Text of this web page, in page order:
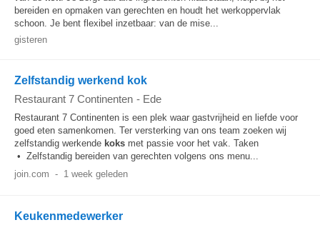
bereiden en opmaken van gerechten en houdt het werkoppervlak
schoon. Je bent flexibel inzetbaar: van de mise...
gisteren
Zelfstandig werkend kok
Restaurant 7 Continenten - Ede
Restaurant 7 Continenten is een plek waar gastvrijheid en liefde voor
goed eten samenkomen. Ter versterking van ons team zoeken wij
zelfstandig werkende koks met passie voor het vak. Taken
• Zelfstandig bereiden van gerechten volgens ons menu...
join.com - 1 week geleden
Keukenmedewerker